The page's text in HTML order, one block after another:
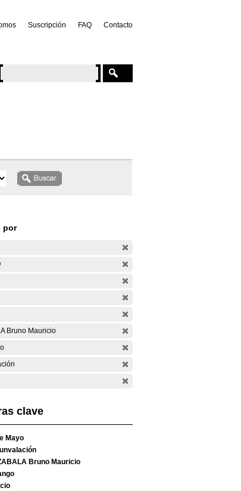
Suscripción FAQ Contacto
por
Bruno Mauricio
clave
Mayo
Bruno Mauricio